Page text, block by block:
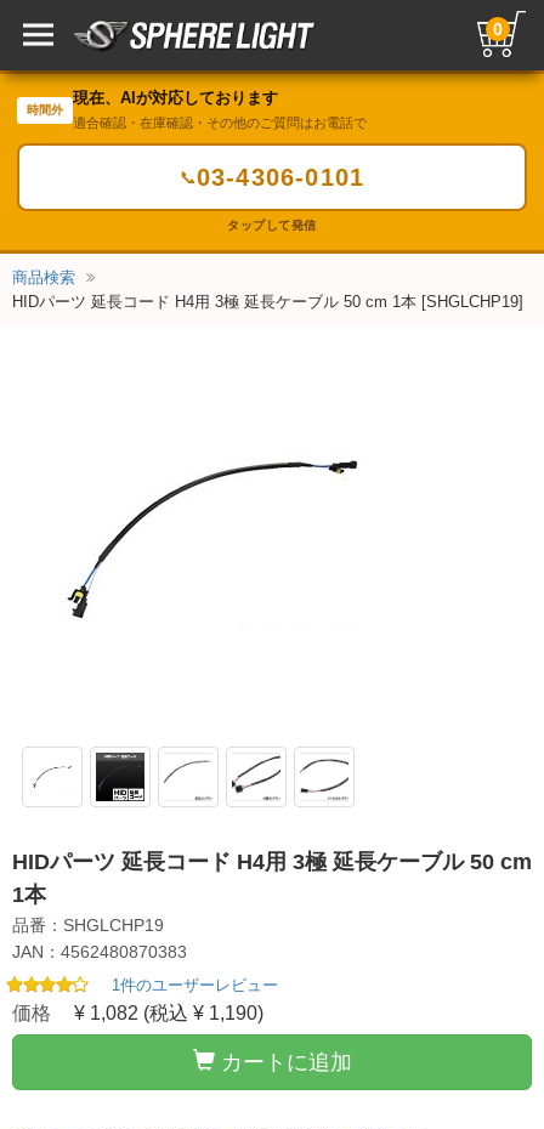
0
時間外
現在、AIが対応しております
適合確認・在庫確認・その他のご質問はお電話で
📞03-4306-0101
タップして発信
商品検索
HIDパーツ 延長コード H4用 3極 延長ケーブル 50 cm 1本 [SHGLCHP19]
HIDパーツ 延長コード H4用 3極 延長ケーブル 50 cm
1本
品番：SHGLCHP19
JAN：4562480870383
1件のユーザーレビュー
価格 ¥ 1,082 (税込 ¥ 1,190)
カートに追加